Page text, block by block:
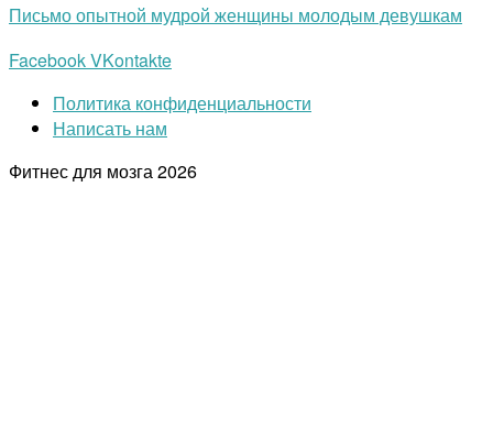
Письмо опытной мудрой женщины молодым девушкам
FacebookVKontakte
Политика конфиденциальности
Написать нам
Фитнес для мозга2026